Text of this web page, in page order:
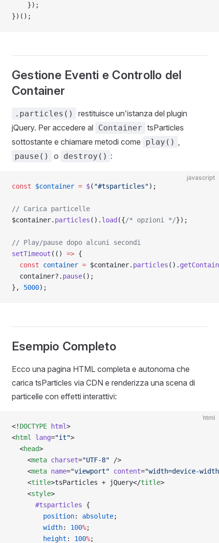
    });
})();
Gestione Eventi e Controllo del
Container
.particles()
restituisce un'istanza del plugin
jQuery. Per accedere al Container tsParticles
sottostante e chiamare metodi come
play()
pause() o destroy() :
javascript
const $container = $( "#tsparticles");
// Carica particelle
$container. particles (). load ({/* opzioni */});
// Play/pause dopo alcuni secondi
setTimeout (() => {
  const
container = $container. particles ().
  container?.
pause();
}, 5000);
Esempio Completo
Ecco una pagina HTML completa e autonoma che
carica tsParticles via CDN e renderizza una scena di
particelle con effetti interattivi:
html
<! DOCTYPE html>
<html lang="it">
  <
head>
    <
meta charset="UTF-8" />
    <
meta name="viewport" content="width=device-
    <
title>tsParticles + jQuery</title>
    <
style>
      #tsparticles
{
        position
: absolute;
        width
: 100%;
        height
: 100%;